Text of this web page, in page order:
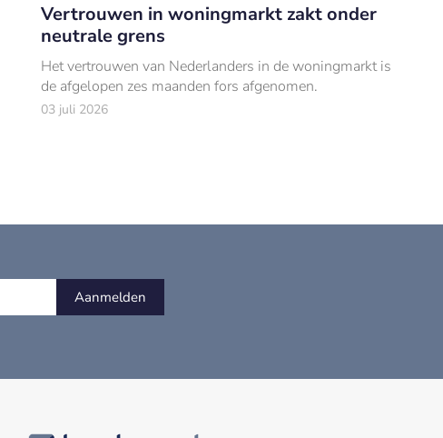
Vertrouwen in woningmarkt zakt onder
neutrale grens
Het vertrouwen van Nederlanders in de woningmarkt is
de afgelopen zes maanden fors afgenomen.
03 juli 2026
Aanmelden